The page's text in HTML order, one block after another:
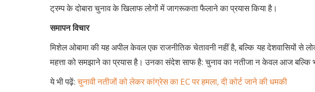
ट्रम्प के दोबारा चुनाव के खिलाफ लोगों में जागरूकता फैलाने का प्रयास किया है।
समापन विचार
मिशेल ओबामा की यह अपील केवल एक राजनीतिक चेतावनी नहीं है, बल्कि यह देशवासियों से
महत्ता को समझाने का प्रयास है। उनका संदेश साफ है: चुनाव का नतीजा न केवल आज बल्कि
ये भी पढ़ें:चुनावी नतीजों को लेकर कांग्रेस का EC पर हमला, दी कोर्ट जाने की धमकी